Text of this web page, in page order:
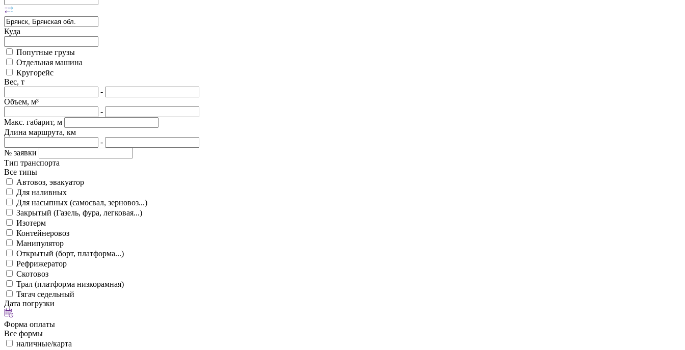
Куда
Попутные грузы
Отдельная машина
Кругорейс
Вес, т
-
Объем, м³
-
Макс. габарит, м
Длина маршрута, км
-
№ заявки
Тип транспорта
Все типы
Автовоз, эвакуатор
Для наливных
Для насыпных (самосвал, зерновоз...)
Закрытый (Газель, фура, легковая...)
Изотерм
Контейнеровоз
Манипулятор
Открытый (борт, платформа...)
Рефрижератор
Скотовоз
Трал (платформа низкорамная)
Тягач седельный
Дата погрузки
Форма оплаты
Все формы
наличные/карта